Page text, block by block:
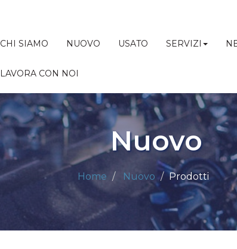
CHI SIAMO NUOVO USATO SERVIZI
LAVORA CON NOI
Nuovo
Home Nuovo Prodotti